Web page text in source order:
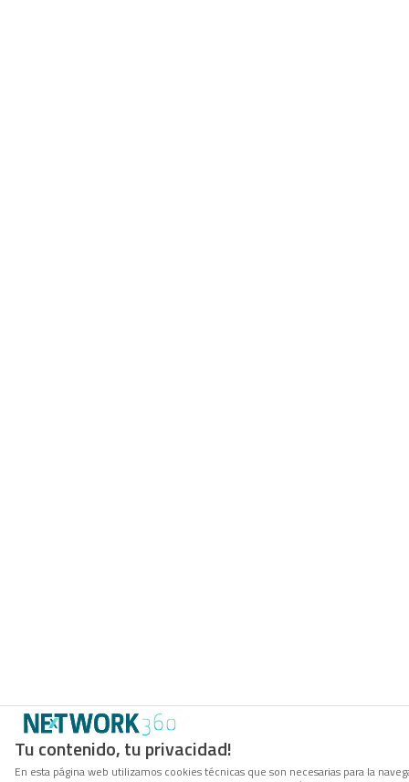
Tu contenido, tu privacidad!
En esta página web utilizamos cookies técnicas que son necesarias para la